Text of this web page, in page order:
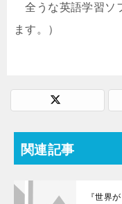
全うな英語学習ソ
ます。）
関連記事
『世界